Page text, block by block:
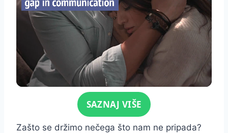
Click for soundSAZNAJ VIŠE
Zašto se držimo nečega što nam ne pripada?